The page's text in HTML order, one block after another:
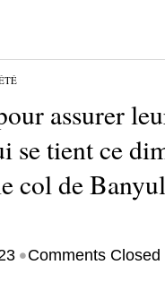
assurer
se tient ce
col de
•Comments Closed